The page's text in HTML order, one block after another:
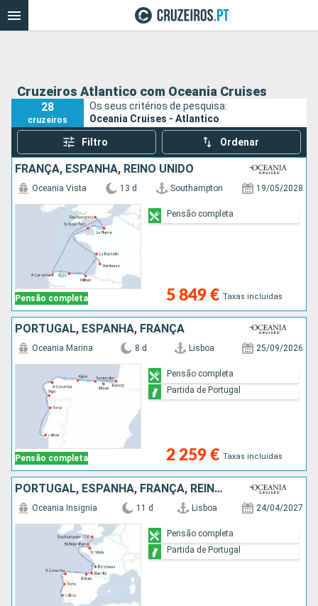
Cruzeiros Atlantico com Oceania Cruises
28
cruzeiros
Os seus critérios de pesquisa:
Oceania Cruises - Atlantico
Filtro Ordenar
FRANÇA, ESPANHA, REINO UNIDO
Pensão completa
Oceania Vista 13 d Southampton 19/05/2028
5 849 € Taxas incluídas
Pensão completa
PORTUGAL, ESPANHA, FRANÇA
Pensão completa
Oceania Marina 8 d Lisboa 25/09/2026
2 259 € Taxas incluídas
Pensão completa
Partida de Portugal
PORTUGAL, ESPANHA, FRANÇA, REINO UNIDO
Oceania Insignia 11 d Lisboa 24/04/2027
Pensão completa
Partida de Portugal